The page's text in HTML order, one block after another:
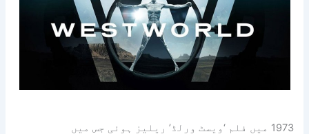
1973 میں فلم ‘ویسٹ ورلڈ’ ریلیز ہوئی جس میں